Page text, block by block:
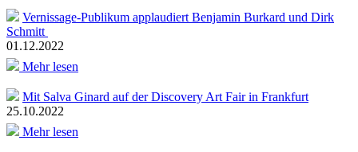
Vernissage-Publikum applaudiert Benjamin Burkard und Dirk
Schmitt
01.12.2022
Mehr lesen
Mit Salva Ginard auf der Discovery Art Fair in Frankfurt
25.10.2022
Mehr lesen